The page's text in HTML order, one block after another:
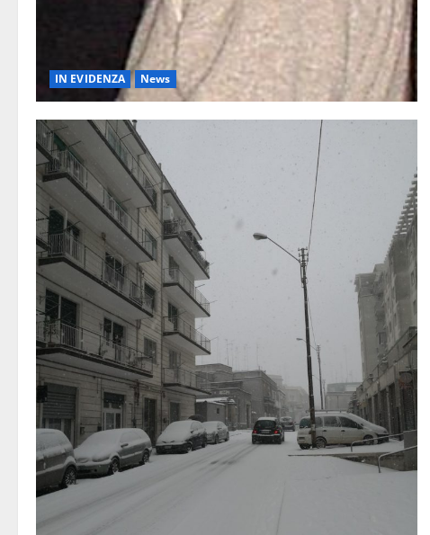
IN EVIDENZA News